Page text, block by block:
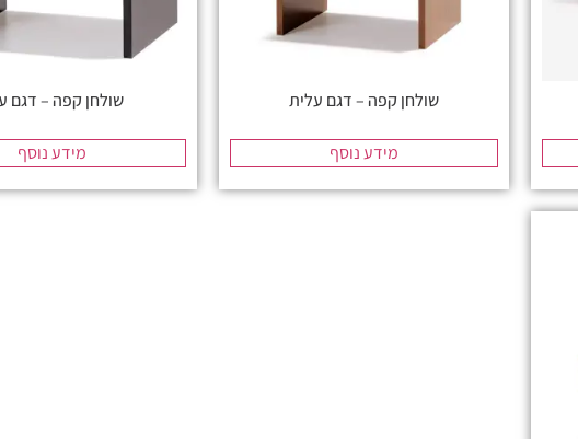
שולחן קפה – דגם עלית
מידע נוסף
שולחן קפה – דגם
מידע נוסף